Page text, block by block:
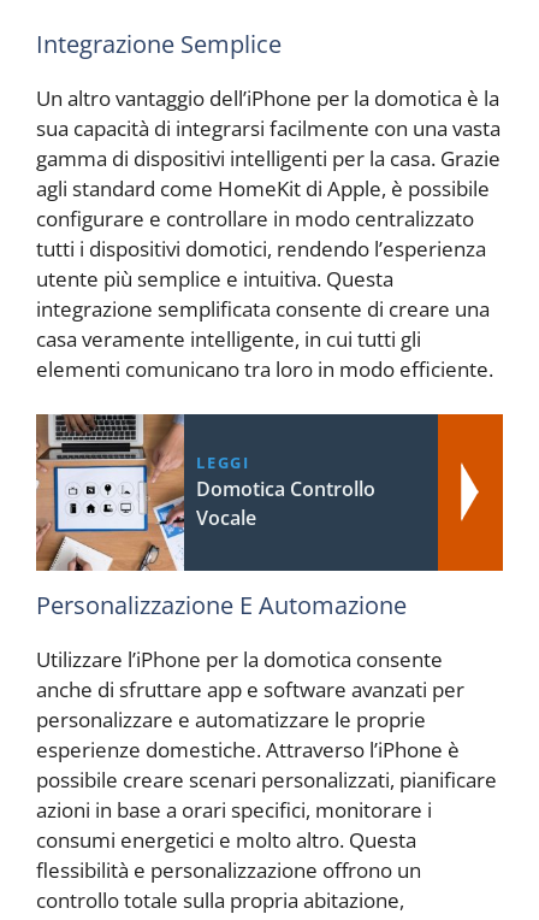
Integrazione Semplice
Un altro vantaggio dell’iPhone per la domotica è la
sua capacità di integrarsi facilmente con una vasta
gamma di dispositivi intelligenti per la casa. Grazie
agli standard come HomeKit di Apple, è possibile
configurare e controllare in modo centralizzato
tutti i dispositivi domotici, rendendo l’esperienza
utente più semplice e intuitiva. Questa
integrazione semplificata consente di creare una
casa veramente intelligente, in cui tutti gli
elementi comunicano tra loro in modo efficiente.
LEGGI
Domotica Controllo
Vocale
Personalizzazione E Automazione
Utilizzare l’iPhone per la domotica consente
anche di sfruttare app e software avanzati per
personalizzare e automatizzare le proprie
esperienze domestiche. Attraverso l’iPhone è
possibile creare scenari personalizzati, pianificare
azioni in base a orari specifici, monitorare i
consumi energetici e molto altro. Questa
flessibilità e personalizzazione offrono un
controllo totale sulla propria abitazione,